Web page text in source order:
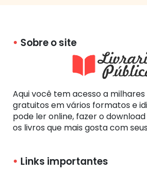
Sobre o site
Aqui você tem acesso a milhares
gratuitos em vários formatos e
pode ler online, fazer o
os livros que mais gosta com
Links importantes